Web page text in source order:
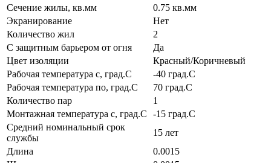
Сечение жилы, кв.мм
0.75 кв.мм
Экранирование
Нет
Количество жил
2
С защитным барьером от огня
Да
Цвет изоляции
Красный/Коричневый
Рабочая температура с, град.C
-40 град.C
Рабочая температура по, град.C
70 град.C
Количество пар
1
Монтажная температура с, град.C
-15 град.C
Средний номинальный срок
службы
15 лет
Длина
0.0015